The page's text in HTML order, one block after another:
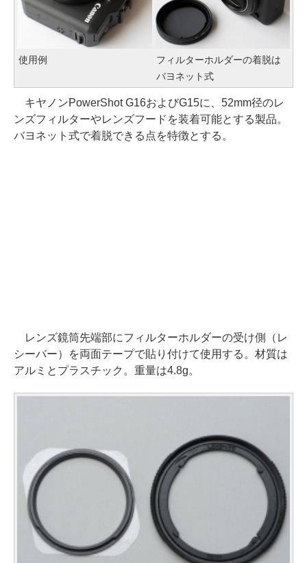
使用例
フィルターホルダーの着脱は
バヨネット式
キヤノンPowerShot G16およびG15に、52mm径のレ
ンズフィルターやレンズフードを装着可能とする製品。
バヨネット式で着脱できる点を特徴とする。
レンズ鏡筒先端部にフィルターホルダーの受け側（レ
シーバー）を両面テープで貼り付けて使用する。材質は
アルミとプラスチック。重量は4.8g。